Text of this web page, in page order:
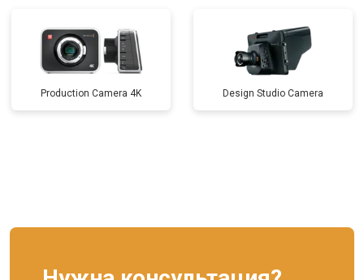
Production Camera 4K Design Studio Camera